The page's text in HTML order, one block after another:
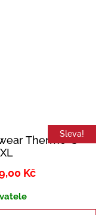
Sleva!
Thermo-S
Kč